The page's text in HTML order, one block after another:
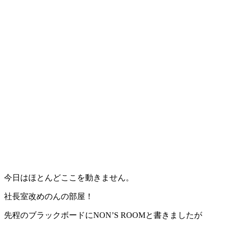
今日はほとんどここを動きません。
社長室改めのんの部屋！
先程のブラックボードにNON’S ROOMと書きましたが